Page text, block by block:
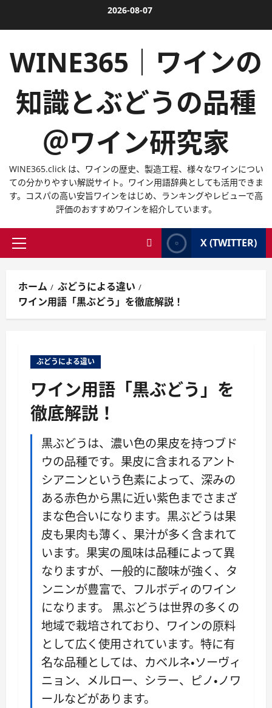
2026-08-07
WINE365｜ワインの
知識とぶどうの品種
＠ワイン研究家
WINE365.click は、ワインの歴史、製造工程、様々なワインについ
ての分かりやすい解説サイト。ワイン用語辞典としても活用できま
す。コスパの高い安旨ワインをはじめ、ランキングやレビューで高
評価のおすすめワインを紹介しています。
メ
メ
ニ
ュ
X (TWITTER)
ホーム
ぶどうによる違い
ワイン用語「黒ぶどう」を徹底解説！
ぶどうによる違い
ワイン用語「黒ぶどう」を
徹底解説！
黒ぶどうは、濃い色の果皮を持つブド
ウの品種です。果皮に含まれるアント
シアニンという色素によって、深みの
ある赤色から黒に近い紫色までさまざ
まな色合いになります。黒ぶどうは果
皮も果肉も薄く、果汁が多く含まれて
います。果実の風味は品種によって異
なりますが、一般的に酸味が強く、タ
ンニンが豊富で、フルボディのワイン
になります。 黒ぶどうは世界の多くの
地域で栽培されており、ワインの原料
として広く使用されています。特に有
名な品種としては、カベルネ・ソーヴィ
ニョン、メルロー、シラー、ピノ・ノワ
ールなどがあります。